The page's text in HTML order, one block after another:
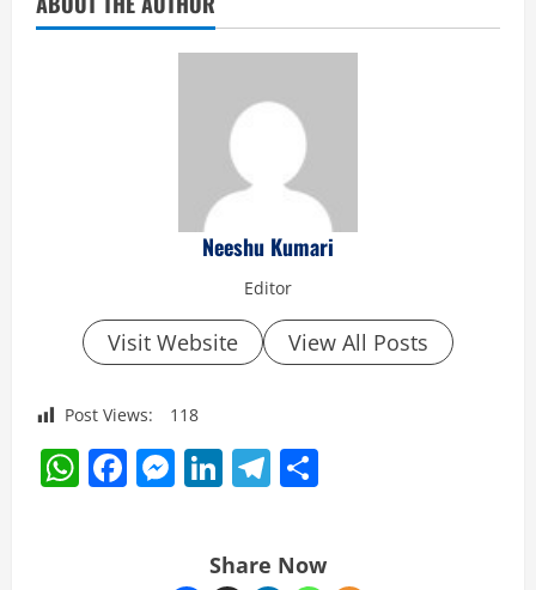
Neeshu Kumari
Editor
Visit Website View All Posts
Post Views: 118
WhatsApp
Facebook
Messenger
LinkedIn
Telegram
Share Now